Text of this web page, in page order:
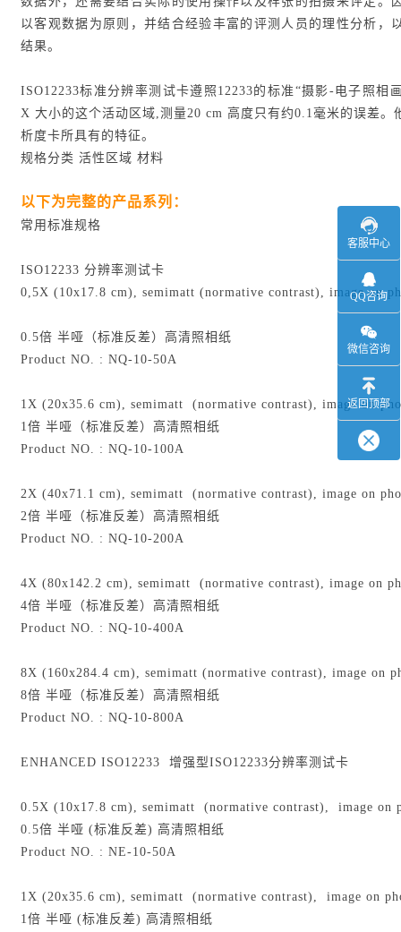
以客观数据为原则，并结合经验丰富的评测人员的理性分析，
结果。
ISO12233标准分辨率测试卡遵照12233的标准“摄影-电子照相
X 大小的这个活动区域,测量20 cm 高度只有约0.1毫米的误差。
析度卡所具有的特征。
规格分类 活性区域 材料
以下为完整的产品系列：
常用标准规格
ISO12233 分辨率测试卡
0,5X (10x17.8 cm), semimatt (normative contrast), image on
0.5倍 半哑（标准反差）高清照相纸
Product NO. : NQ-10-50A
1X (20x35.6 cm), semimatt (normative contrast), image on
1倍 半哑（标准反差）高清照相纸
Product NO. : NQ-10-100A
2X (40x71.1 cm), semimatt (normative contrast), image on
2倍 半哑（标准反差）高清照相纸
Product NO. : NQ-10-200A
4X (80x142.2 cm), semimatt (normative contrast), image on
4倍 半哑（标准反差）高清照相纸
Product NO. : NQ-10-400A
8X (160x284.4 cm), semimatt (normative contrast), image on
8倍 半哑（标准反差）高清照相纸
Product NO. : NQ-10-800A
ENHANCED ISO12233 增强型ISO12233分辨率测试卡
0.5X (10x17.8 cm), semimatt (normative contrast), image on
0.5倍 半哑 (标准反差) 高清照相纸
Product NO. : NE-10-50A
1X (20x35.6 cm), semimatt (normative contrast), image on
1倍 半哑 (标准反差) 高清照相纸
客服中心
QQ咨询
微信咨询
返回顶部